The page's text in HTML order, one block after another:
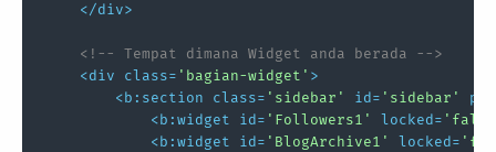
</div>
<!-- Tempat dimana Widget anda berada -->
<div class= 'bagian-widget' >
<b:section class= 'sidebar' id= 'sidebar'
<b:widget id= 'Followers1' locked=
<b:widget id= 'BlogArchive1' locked=